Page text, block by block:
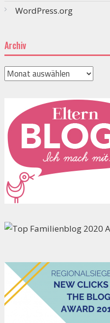
WordPress.org
Archiv
Archiv